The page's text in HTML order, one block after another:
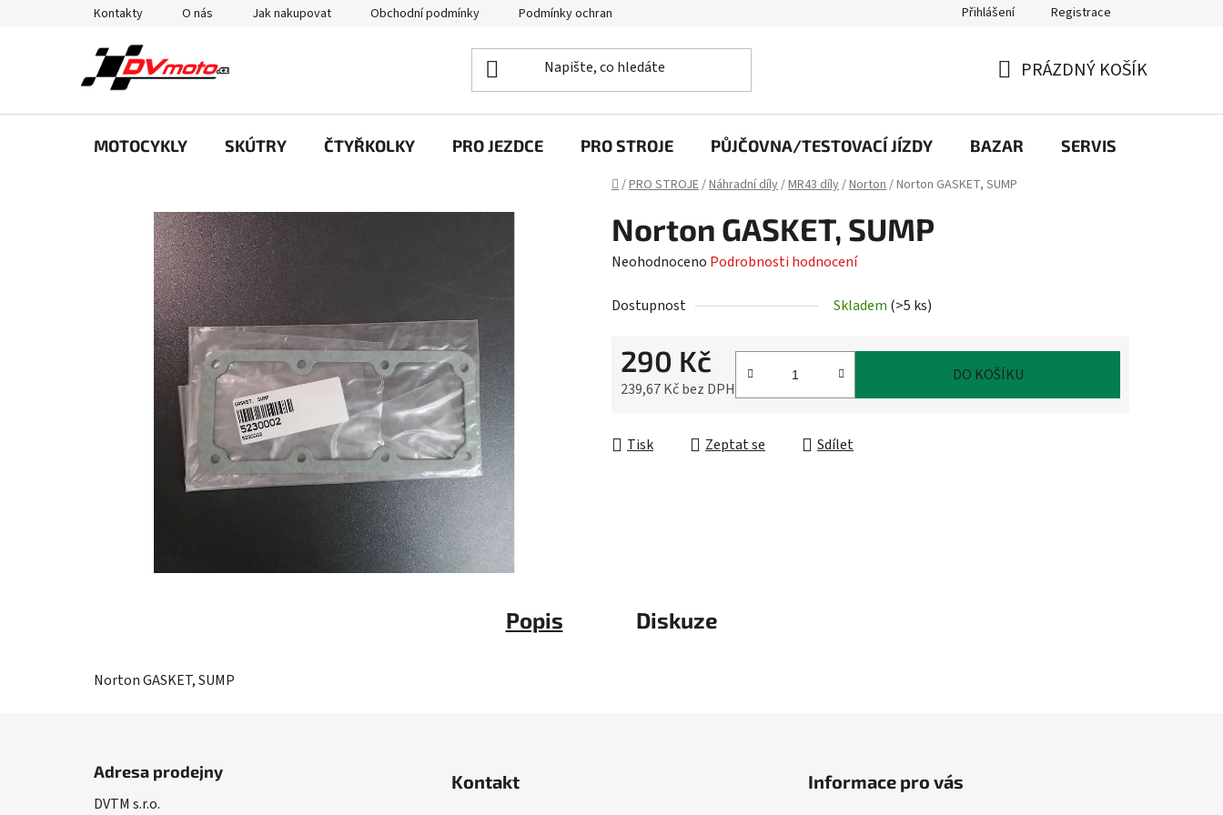
Kontakty O nás Jak nakupovat Obchodní podmínky Podmínky ochrany osobních údajů Přihlášení Registrace
KOŠÍK
PRÁZDNÝ KOŠÍK
MOTOCYKLY SKÚTRY ČTYŘKOLKY PRO JEZDCE PRO STROJE PŮJČOVNA/TESTOVACÍ JÍZDY BAZAR SERVIS
Domů
/PRO STROJE/Náhradní díly/MR43 díly/Norton/Norton GASKET, SUMP
Norton GASKET, SUMP
Průměrné
produktu
0,0
Neohodnoceno Podrobnosti hodnocení
Dostupnost Skladem (>5 ks)
290 Kč
239,67 Kč bez DPH
DO KOŠÍKU
Tisk Zeptat se Sdílet
Popis Diskuze
Norton GASKET, SUMP
Adresa prodejny
DVTM s.r.o.
Kontakt Informace pro vás